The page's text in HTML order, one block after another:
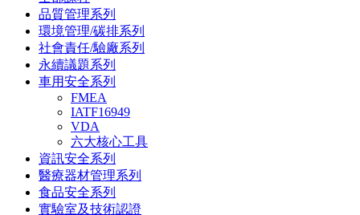
品質管理系列
環境管理/碳排系列
社會責任/驗廠系列
永續議題系列
車用安全系列
FMEA
IATF16949
VDA
六大核心工具
資訊安全系列
醫療器材管理系列
食品安全系列
實驗室及技術認證